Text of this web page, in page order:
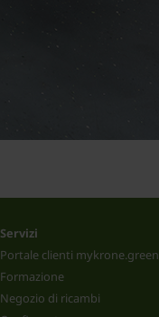
Servizi
Portale clienti mykrone.green
Formazione
Negozio di ricambi